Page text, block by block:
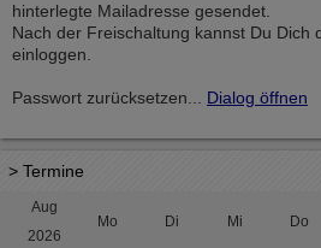
hinterlegte Mailadresse gesendet.
Nach der Freischaltung kannst Du Dich
einloggen.
Passwort zurücksetzen... Dialog öffnen
> Termine
Aug
2026
Mo Di Mi Do